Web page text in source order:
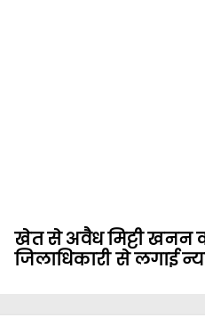
खेत से अवैध मिट्टी खनन
जिलाधिकारी से लगाई